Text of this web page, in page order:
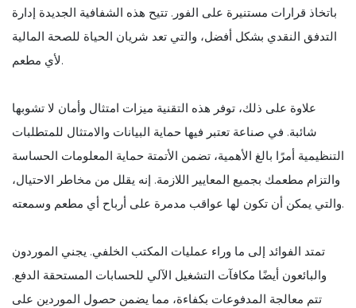
باتخاذ قرارات مستنيرة على الفور. تتيح هذه الشفافية الجديدة إدارة
التدفق النقدي بشكل أفضل، والتي تعد شريان الحياة للصحة المالية
لأي مطعم.
علاوة على ذلك، توفر هذه التقنية ميزات امتثال وأمان لا تشوبها
شائبة. في صناعة تعتبر فيها حماية البيانات والامتثال للمتطلبات
التنظيمية أمرًا بالغ الأهمية، تضمن الأتمتة حماية المعلومات الحساسة
والتزام مطعمك بجميع المعايير اللازمة. إنه يقلل من مخاطر الاحتيال،
والتي يمكن أن تكون لها عواقب مدمرة على أرباح أي مطعم وسمعته.
تمتد الفوائد إلى ما وراء عمليات المكتب الخلفي. يجني الموردون
والبائعون أيضًا مكافآت التشغيل الآلي للحسابات المستحقة الدفع.
تتم معالجة المدفوعات بكفاءة، مما يضمن حصول الموردين على